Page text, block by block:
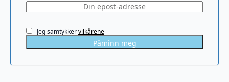
Jeg samtykkervilkårene
Påminn meg